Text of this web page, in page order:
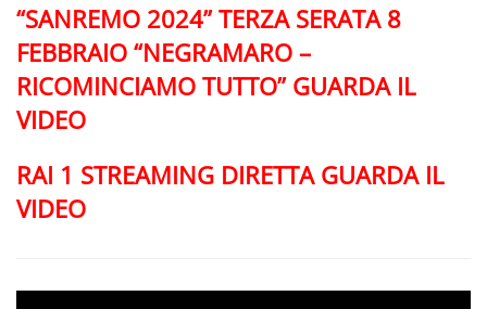
“SANREMO 2024” TERZA SERATA 8
FEBBRAIO “NEGRAMARO –
RICOMINCIAMO TUTTO” GUARDA IL
VIDEO
RAI 1 STREAMING DIRETTA GUARDA IL
VIDEO